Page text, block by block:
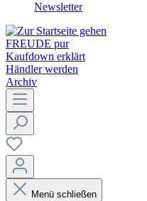
Newsletter
FREUDE pur
Kaufdown erklärt
Händler werden
Archiv
Menü schließen